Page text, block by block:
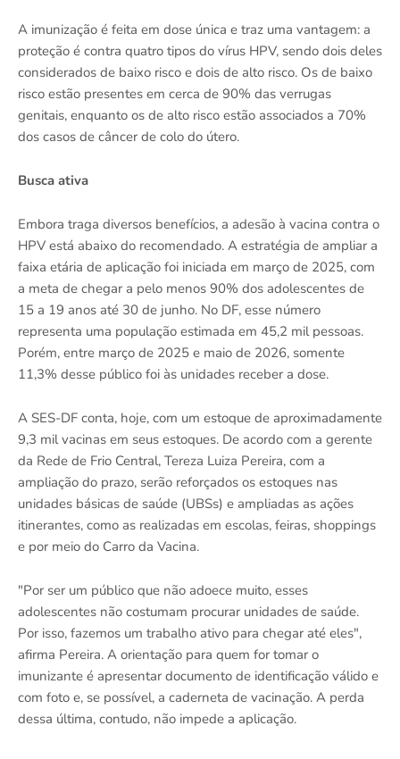
A imunização é feita em dose única e traz uma vantagem: a
proteção é contra quatro tipos do vírus HPV, sendo dois deles
considerados de baixo risco e dois de alto risco. Os de baixo
risco estão presentes em cerca de 90% das verrugas
genitais, enquanto os de alto risco estão associados a 70%
dos casos de câncer de colo do útero.
Busca ativa
Embora traga diversos benefícios, a adesão à vacina contra o
HPV está abaixo do recomendado. A estratégia de ampliar a
faixa etária de aplicação foi iniciada em março de 2025, com
a meta de chegar a pelo menos 90% dos adolescentes de
15 a 19 anos até 30 de junho. No DF, esse número
representa uma população estimada em 45,2 mil pessoas.
Porém, entre março de 2025 e maio de 2026, somente
11,3% desse público foi às unidades receber a dose.
A SES-DF conta, hoje, com um estoque de aproximadamente
9,3 mil vacinas em seus estoques. De acordo com a gerente
da Rede de Frio Central, Tereza Luiza Pereira, com a
ampliação do prazo, serão reforçados os estoques nas
unidades básicas de saúde (UBSs) e ampliadas as ações
itinerantes, como as realizadas em escolas, feiras, shoppings
e por meio do Carro da Vacina.
"Por ser um público que não adoece muito, esses
adolescentes não costumam procurar unidades de saúde.
Por isso, fazemos um trabalho ativo para chegar até eles",
afirma Pereira. A orientação para quem for tomar o
imunizante é apresentar documento de identificação válido e
com foto e, se possível, a caderneta de vacinação. A perda
dessa última, contudo, não impede a aplicação.